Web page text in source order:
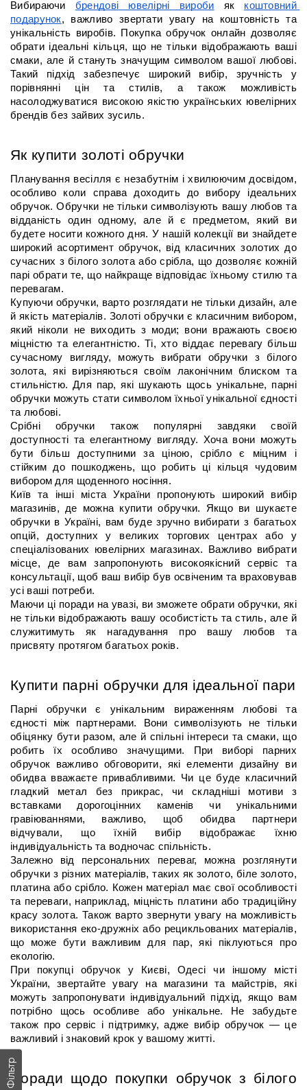
Фільтр
Вибираючи брендові ювелірні вироби як коштовний
подарунок, важливо звертати увагу на коштовність та
унікальність виробів. Покупка обручок онлайн дозволяє
обрати ідеальні кільця, що не тільки відображають ваші
смаки, але й стануть значущим символом вашої любові.
Такий підхід забезпечує широкий вибір, зручність у
порівнянні цін та стилів, а також можливість
насолоджуватися високою якістю українських ювелірних
брендів без зайвих зусиль.
Як купити золоті обручки
Планування весілля є незабутнім і хвилюючим досвідом,
особливо коли справа доходить до вибору ідеальних
обручок. Обручки не тільки символізують вашу любов та
відданість один одному, але й є предметом, який ви
будете носити кожного дня. У нашій колекції ви знайдете
широкий асортимент обручок, від класичних золотих до
сучасних з білого золота або срібла, що дозволяє кожній
парі обрати те, що найкраще відповідає їхньому стилю та
перевагам.
Купуючи обручки, варто розглядати не тільки дизайн, але
й якість матеріалів. Золоті обручки є класичним вибором,
який ніколи не виходить з моди; вони вражають своєю
міцністю та елегантністю. Ті, хто віддає перевагу більш
сучасному вигляду, можуть вибрати обручки з білого
золота, які вирізняються своїм лаконічним блиском та
стильністю. Для пар, які шукають щось унікальне, парні
обручки можуть стати символом їхньої унікальної єдності
та любові.
Срібні обручки також популярні завдяки своїй
доступності та елегантному вигляду. Хоча вони можуть
бути більш доступними за ціною, срібло є міцним і
стійким до пошкоджень, що робить ці кільця чудовим
вибором для щоденного носіння.
Київ та інші міста України пропонують широкий вибір
магазинів, де можна купити обручки. Якщо ви шукаєте
обручки в Україні, вам буде зручно вибирати з багатьох
опцій, доступних у великих торгових центрах або у
спеціалізованих ювелірних магазинах. Важливо вибрати
місце, де вам запропонують високоякісний сервіс та
консультації, щоб ваш вибір був освіченим та враховував
усі ваші потреби.
Маючи ці поради на увазі, ви зможете обрати обручки, які
не тільки відображають вашу особистість та стиль, але й
служитимуть як нагадування про вашу любов та
присвяту протягом багатьох років.
Купити парні обручки для ідеальної пари
Парні обручки є унікальним вираженням любові та
єдності між партнерами. Вони символізують не тільки
обіцянку бути разом, але й спільні інтереси та смаки, що
робить їх особливо значущими. При виборі парних
обручок важливо обговорити, які елементи дизайну ви
обидва вважаєте привабливими. Чи це буде класичний
гладкий метал без прикрас, чи складніші мотиви з
вставками дорогоцінних каменів чи унікальними
гравіюваннями, важливо, щоб обидва партнери
відчували, що їхній вибір відображає їхню
індивідуальність та водночас спільність.
Залежно від персональних переваг, можна розглянути
обручки з різних матеріалів, таких як золото, біле золото,
платина або срібло. Кожен матеріал має свої особливості
та переваги, наприклад, міцність платини або традиційну
красу золота. Також варто звернути увагу на можливість
використання еко-дружніх або рецикльованих матеріалів,
що може бути важливим для пар, які піклуються про
екологію.
При покупці обручок у Києві, Одесі чи іншому місті
України, звертайте увагу на магазини та майстрів, які
можуть запропонувати індивідуальний підхід, якщо вам
потрібно щось особливе або унікальне. Не забудьте
також про сервіс і підтримку, адже вибір обручок — це
важливий і знаковий крок у вашому житті.
Поради щодо покупки обручок з білого